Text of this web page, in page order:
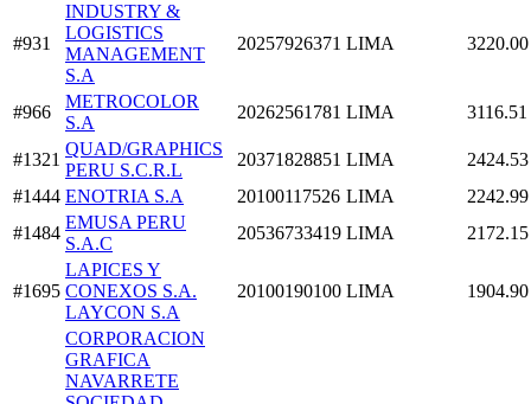
#931
INDUSTRY &
LOGISTICS
MANAGEMENT
S.A
20257926371 LIMA 3220.00
#966
METROCOLOR
S.A
20262561781 LIMA 3116.51
#1321
QUAD/GRAPHICS
PERU S.C.R.L
20371828851 LIMA
2424.53
#1444 ENOTRIA S.A 20100117526 LIMA
2242.99
#1484
EMUSA PERU
S.A.C
20536733419 LIMA 2172.15
#1695
LAPICES Y
CONEXOS S.A.
LAYCON S.A
20100190100 LIMA 1904.90
CORPORACION
GRAFICA
NAVARRETE